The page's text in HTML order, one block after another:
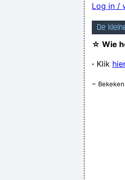
Log in /
De
☆ Wie
· Klik
~